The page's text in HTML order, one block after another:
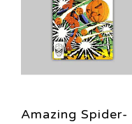
Amazing Spider-